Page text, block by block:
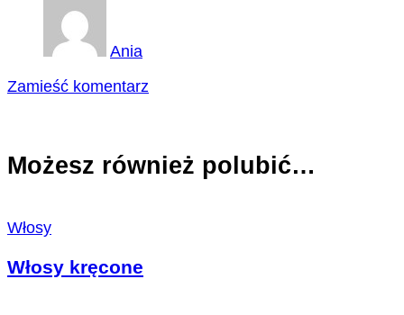
Ania
Zamieść komentarz
Możesz również polubić…
Włosy
Włosy kręcone